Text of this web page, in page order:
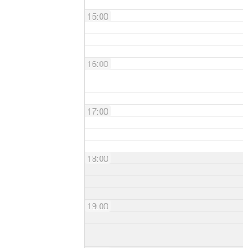
15:00
16:00
17:00
18:00
19:00